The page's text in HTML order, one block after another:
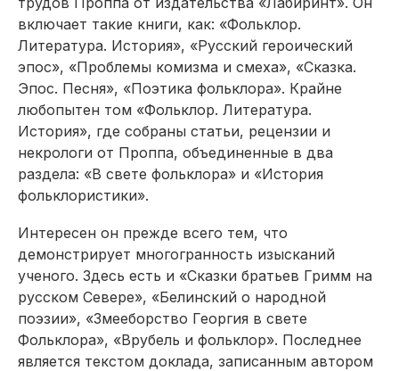
включает такие книги, как: «Фольклор.
Литература. История», «Русский героический
эпос», «Проблемы комизма и смеха», «Сказка.
Эпос. Песня», «Поэтика фольклора». Крайне
любопытен том «Фольклор. Литература.
История», где собраны статьи, рецензии и
некрологи от Проппа, объединенные в два
раздела: «В свете фольклора» и «История
фольклористики».
Интересен он прежде всего тем, что
демонстрирует многогранность изысканий
ученого. Здесь есть и «Сказки братьев Гримм на
русском Севере», «Белинский о народной
поэзии», «Змееборство Георгия в свете
Фольклора», «Врубель и фольклор». Последнее
является текстом доклада, записанным автором